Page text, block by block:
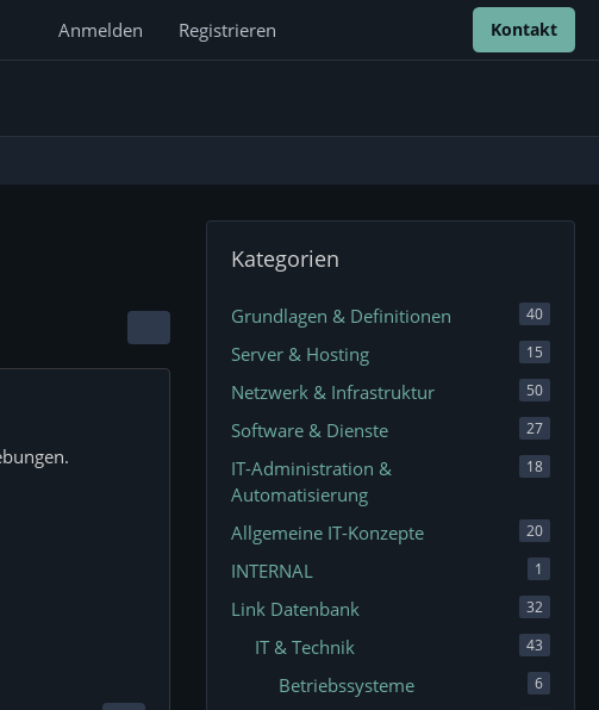
Anmelden Registrieren Kontakt
Kategorien
Grundlagen & Definitionen 40
Server & Hosting 15
Netzwerk & Infrastruktur 50
Software & Dienste 27
IT-Administration &
Automatisierung
18
Allgemeine IT-Konzepte 20
INTERNAL 1
Link Datenbank 32
IT & Technik 43
Betriebssysteme 6